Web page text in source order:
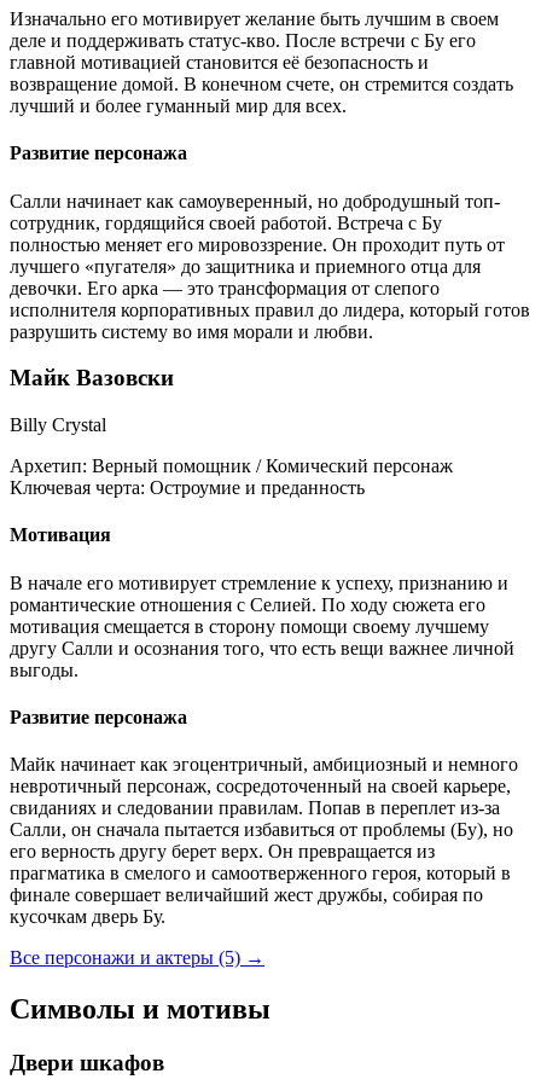
Изначально его мотивирует желание быть лучшим в своем
деле и поддерживать статус-кво. После встречи с Бу его
главной мотивацией становится её безопасность и
возвращение домой. В конечном счете, он стремится создать
лучший и более гуманный мир для всех.
Развитие персонажа
Салли начинает как самоуверенный, но добродушный топ-
сотрудник, гордящийся своей работой. Встреча с Бу
полностью меняет его мировоззрение. Он проходит путь от
лучшего «пугателя» до защитника и приемного отца для
девочки. Его арка — это трансформация от слепого
исполнителя корпоративных правил до лидера, который готов
разрушить систему во имя морали и любви.
Майк Вазовски
Billy Crystal
Архетип: Верный помощник / Комический персонаж
Ключевая черта: Остроумие и преданность
Мотивация
В начале его мотивирует стремление к успеху, признанию и
романтические отношения с Селией. По ходу сюжета его
мотивация смещается в сторону помощи своему лучшему
другу Салли и осознания того, что есть вещи важнее личной
выгоды.
Развитие персонажа
Майк начинает как эгоцентричный, амбициозный и немного
невротичный персонаж, сосредоточенный на своей карьере,
свиданиях и следовании правилам. Попав в переплет из-за
Салли, он сначала пытается избавиться от проблемы (Бу), но
его верность другу берет верх. Он превращается из
прагматика в смелого и самоотверженного героя, который в
финале совершает величайший жест дружбы, собирая по
кусочкам дверь Бу.
Все персонажи и актеры (5) →
Символы и мотивы
Двери шкафов